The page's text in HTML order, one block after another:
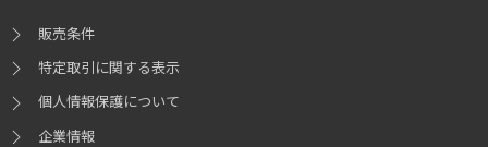
販売条件
特定取引に関する表示
個人情報保護について
企業情報